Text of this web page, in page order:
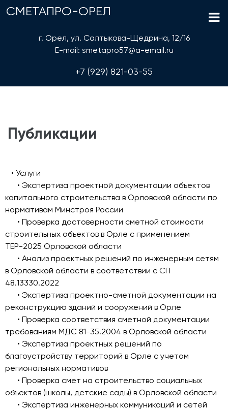
СМЕТАПРО-ОРЕЛ
г. Орел, ул. Салтыкова-Щедрина, 12/16
E-mail: smetapro57@a-email.ru
+7 (929) 821-03-55
Публикации
• Услуги
• Экспертиза проектной документации объектов
капитального строительства в Орловской области по
нормативам Минстроя России
• Проверка достоверности сметной стоимости
строительных объектов в Орле с применением
ТЕР-2025 Орловской области
• Анализ проектных решений по инженерным сетям
в Орловской области в соответствии с СП
48.13330.2022
• Экспертиза проектно-сметной документации на
реконструкцию зданий и сооружений в Орле
• Проверка соответствия сметной документации
требованиям МДС 81-35.2004 в Орловской области
• Экспертиза проектных решений по
благоустройству территорий в Орле с учетом
региональных нормативов
• Проверка смет на строительство социальных
объектов (школы, детские сады) в Орловской области
• Экспертиза инженерных коммуникаций и сетей